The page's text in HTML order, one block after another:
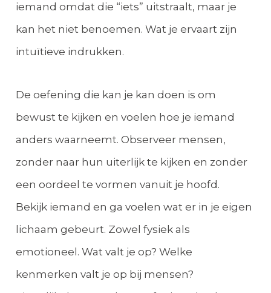
iemand omdat die “iets” uitstraalt, maar je
kan het niet benoemen. Wat je ervaart zijn
intuïtieve indrukken.
De oefening die kan je kan doen is om
bewust te kijken en voelen hoe je iemand
anders waarneemt. Observeer mensen,
zonder naar hun uiterlijk te kijken en zonder
een oordeel te vormen vanuit je hoofd.
Bekijk iemand en ga voelen wat er in je eigen
lichaam gebeurt. Zowel fysiek als
emotioneel. Wat valt je op? Welke
kenmerken valt je op bij mensen?